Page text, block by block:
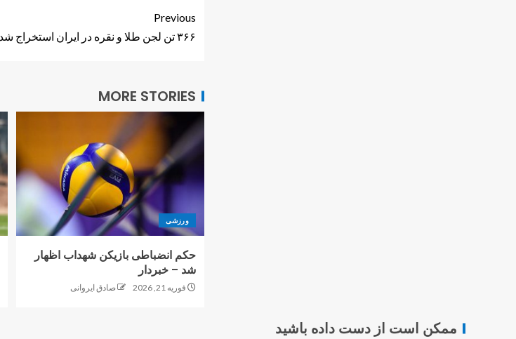
Previous
۳۶۶ تن لجن طلا و نقره در ایران استخراج شد_خبردار
MORE STORIES
ورزشی
حکم انضباطی بازیکن شهداب اظهار
شد – خبردار
فوریه 21, 2026 صادق ایروانی
ممکن است از دست داده باشید